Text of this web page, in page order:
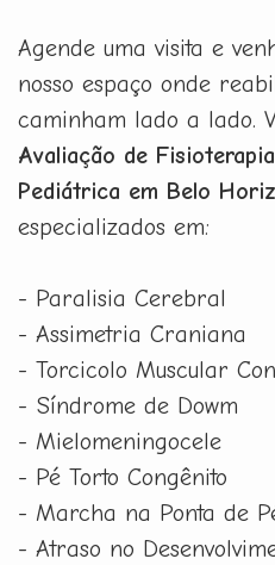
Agende uma visita e
nosso espaço onde
caminham lado a lado.
Avaliação de
Pediátrica em Belo
especializados em:
- Paralisia Cerebral
- Assimetria Craniana
- Torcicolo Muscular
- Síndrome de Dowm
- Mielomeningocele
- Pé Torto Congênito
- Marcha na Ponta de
- Atraso no